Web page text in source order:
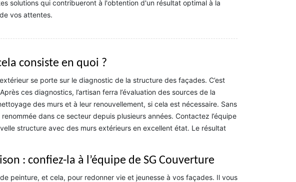
solutions qui contribueront à l'obtention d'un résultat optimal à la
vos attentes.
consiste en quoi ?
se porte sur le diagnostic de la structure des façades. C’est
ces diagnostics, l’artisan ferra l’évaluation des sources de la
des murs et à leur renouvellement, si cela est nécessaire. Sans
dans ce secteur depuis plusieurs années. Contactez l’équipe
structure avec des murs extérieurs en excellent état. Le résultat
: confiez-la à l’équipe de SG Couverture
peinture, et cela, pour redonner vie et jeunesse à vos façades. Il vous